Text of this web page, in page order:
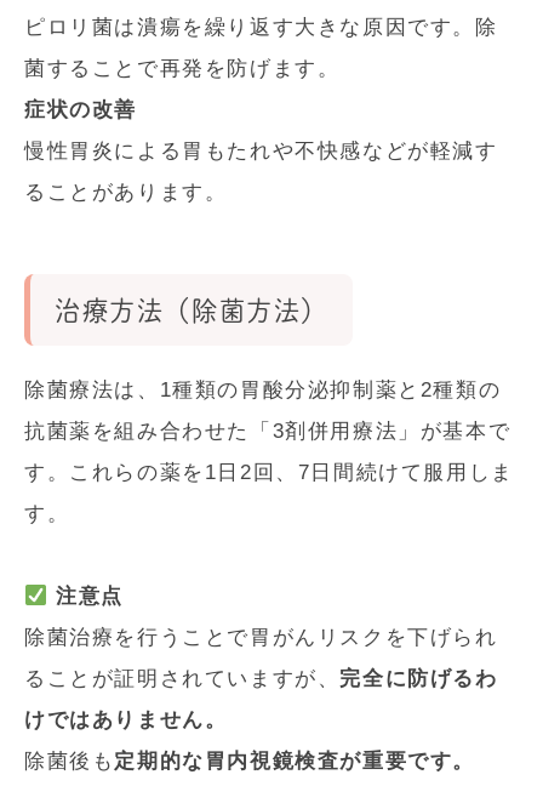
ピロリ菌は潰瘍を繰り返す大きな原因です。除
菌することで再発を防げます。
症状の改善
慢性胃炎による胃もたれや不快感などが軽減す
ることがあります。
治療方法（除菌方法）
除菌療法は、1種類の胃酸分泌抑制薬と2種類の
抗菌薬を組み合わせた「3剤併用療法」が基本で
す。これらの薬を1日2回、7日間続けて服用しま
す。
注意点
除菌治療を行うことで胃がんリスクを下げられ
ることが証明されていますが、 完全に防げるわ
けではありません。
除菌後も 定期的な胃内視鏡検査が重要です。